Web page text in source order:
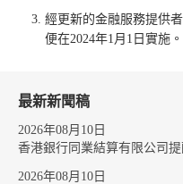
經更新的金融服務提供
便在2024年1月1日實施。
最新新聞稿
2026年08月10日
香港銀行同業結算有限公司
2026年08月10日